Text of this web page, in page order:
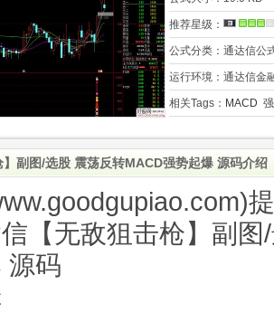
推荐星级：
公式分类： 通达信公
运行环境： 通达信金
相关Tags： MACD
副图/选股 震荡反转MACD强势起爆 源码介绍
【无敌狙击枪】副
源码